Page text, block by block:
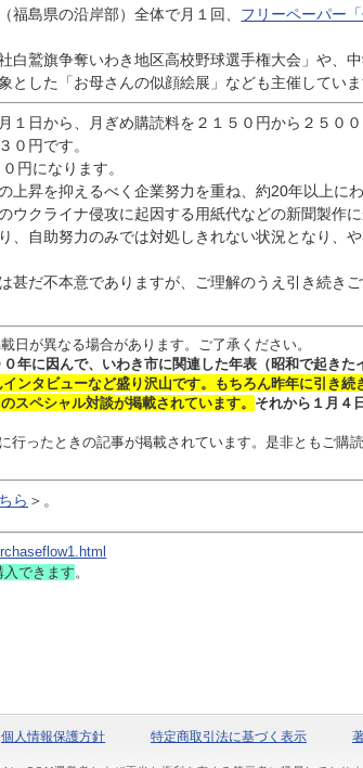
福島県の沿岸部）全体で月１回、 フリーペーパー「
白鷲旗争奪いわき地区高校野球選手権大会」や、中
した「お母さんの似顔絵展」なども主催していま
１日から、月ぎめ購読料を２１５０円から２５０
０円です。
円になります。
昇を抑えるべく企業努力を重ね、約20年以上に
ウクライナ侵攻に起因する用紙代などの新聞製作
、自助努力のみでは対処しきれない状況となり、
だ不本意でありますが、ご理解のうえ引き続き
日が異なる場合があります。ご了承ください。
年に因んで、いわき市に関連した年表（昭和で起きた
インタビューなど盛り沢山です。
もちろん昨年に引き続
スペシャル対談が掲載されています。 それから１月４
行ったときの記事が掲載されています。是非ともご購
ら ＞。
入できます。
個人情報保護方針 特定商取引法に基づく表示